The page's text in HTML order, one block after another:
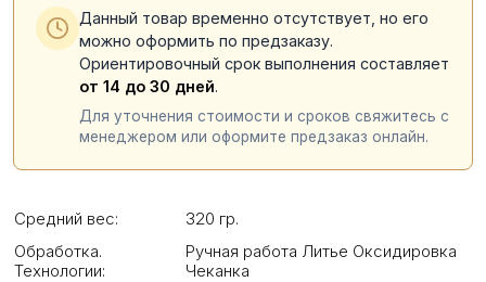
Данный товар временно отсутствует, но его
можно оформить по предзаказу.
Ориентировочный срок выполнения составляет
от 14 до 30 дней.
Для уточнения стоимости и сроков свяжитесь с
менеджером или оформите предзаказ онлайн.
Средний вес:
320 гр.
Обработка.
Технологии:
Ручная работа Литье Оксидировка
Чеканка